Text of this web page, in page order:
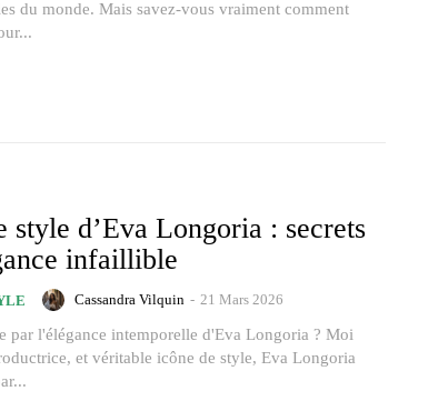
du monde. Mais savez-vous vraiment comment
style d’Eva Longoria : secrets
infaillible
Cassandra Vilquin - 21 Mars 2026
par l'élégance intemporelle d'Eva Longoria ? Moi
et véritable icône de style, Eva Longoria